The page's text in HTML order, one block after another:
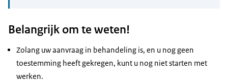
1.
Controleer de voorwaarden
2.
Belangrijk om te weten!
Zolang uw aanvraag in behandeling is, en u nog geen
toestemming heeft gekregen, kunt u nog niet starten met
werken.